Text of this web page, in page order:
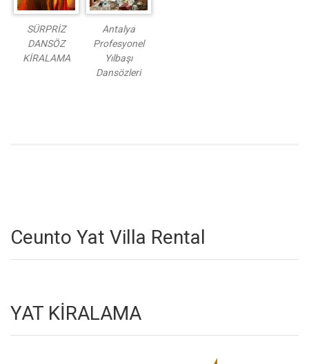
SÜRPRİZ
DANSÖZ
KİRALAMA
Antalya
Profesyonel
Yılbaşı
Dansözleri
Ceunto Yat Villa Rental
YAT KİRALAMA